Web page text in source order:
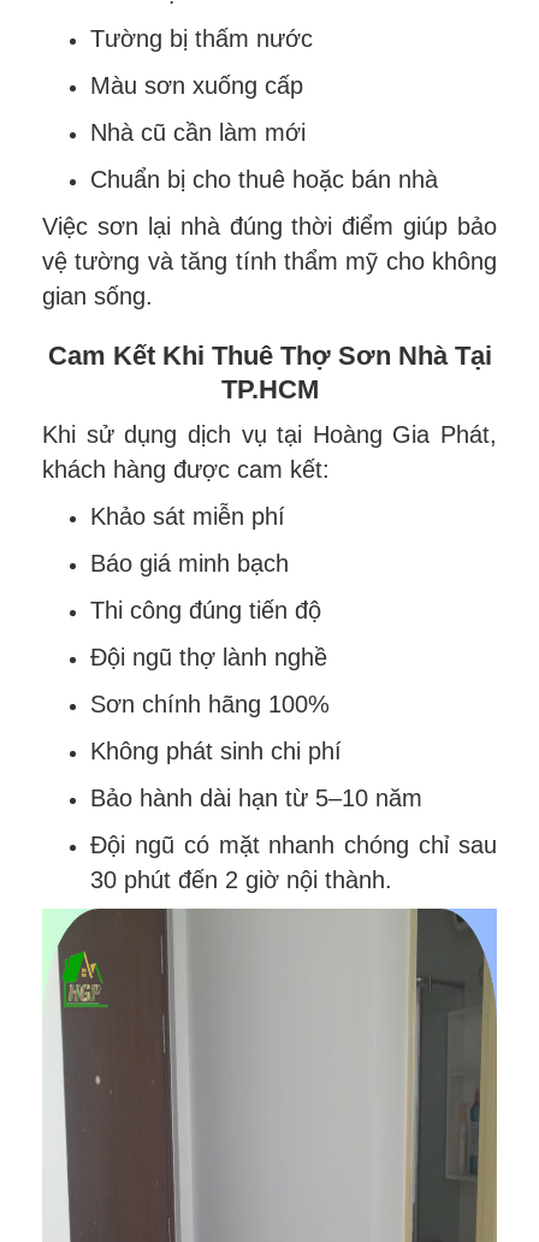
Tường bị thấm nước
Màu sơn xuống cấp
Nhà cũ cần làm mới
Chuẩn bị cho thuê hoặc bán nhà
Việc sơn lại nhà đúng thời điểm giúp bảo
vệ tường và tăng tính thẩm mỹ cho không
gian sống.
Cam Kết Khi Thuê Thợ Sơn Nhà Tại
TP.HCM
Khi sử dụng dịch vụ tại Hoàng Gia Phát,
khách hàng được cam kết:
Khảo sát miễn phí
Báo giá minh bạch
Thi công đúng tiến độ
Đội ngũ thợ lành nghề
Sơn chính hãng 100%
Không phát sinh chi phí
Bảo hành dài hạn từ 5–10 năm
Đội ngũ có mặt nhanh chóng chỉ sau
30 phút đến 2 giờ nội thành.